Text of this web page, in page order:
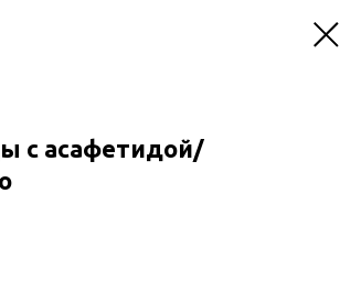
с асафетидой/